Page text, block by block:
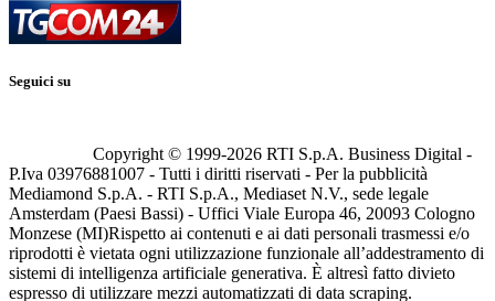
Seguici su
Copyright © 1999-2026 RTI S.p.A. Business Digital -
P.Iva 03976881007 - Tutti i diritti riservati - Per la pubblicità
Mediamond S.p.A. - RTI S.p.A., Mediaset N.V., sede legale
Amsterdam (Paesi Bassi) - Uffici Viale Europa 46, 20093 Cologno
Monzese (MI)Rispetto ai contenuti e ai dati personali trasmessi e/o
riprodotti è vietata ogni utilizzazione funzionale all’addestramento di
sistemi di intelligenza artificiale generativa. È altresì fatto divieto
espresso di utilizzare mezzi automatizzati di data scraping.